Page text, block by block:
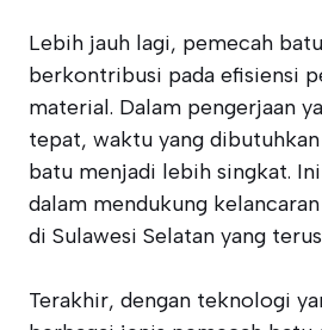
Lebih jauh lagi, pemecah
berkontribusi pada efisiensi
material. Dalam pengerjaan
tepat, waktu yang
batu menjadi lebih singkat.
dalam mendukung
di Sulawesi Selatan yang
Terakhir, dengan teknologi